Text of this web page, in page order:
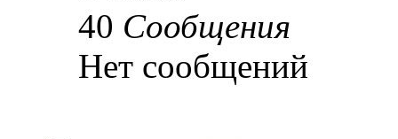
40 Сообщения
Нет сообщений